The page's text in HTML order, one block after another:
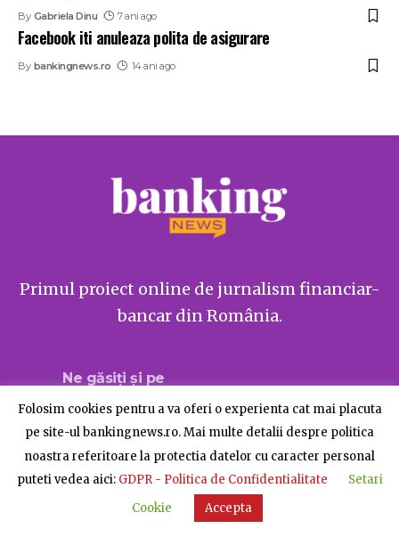
By Gabriela Dinu 7 ani ago
Facebook iti anuleaza polita de asigurare
By bankingnews.ro 14 ani ago
Primul proiect online de jurnalism financiar-
bancar din România.
Ne găsiți și pe
© BankingNews - Toate drepturile rezervate
Despre BankingNews Contact Publicitate
Folosim cookies pentru a va oferi o experienta cat mai placuta
pe site-ul bankingnews.ro. Mai multe detalii despre politica
noastra referitoare la protectia datelor cu caracter personal
puteti vedea aici: GDPR - Politica de Confidentialitate
Setari
Cookie
Accepta